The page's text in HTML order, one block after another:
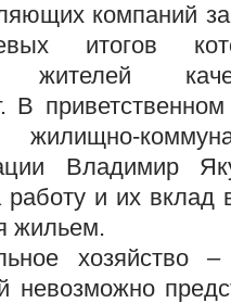
компаний
итогов
жителей
В
Владимир
и их вклад
жильем.
хозяйство –
невозможно